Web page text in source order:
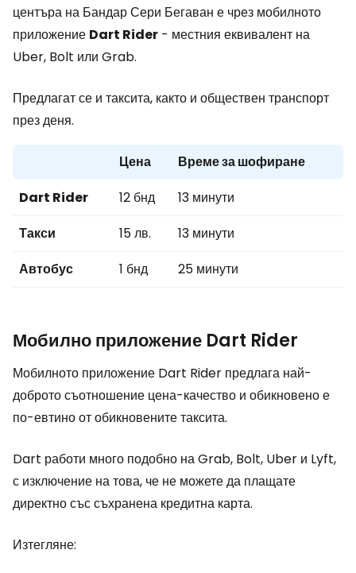
центъра на Бандар Сери Бегаван е чрез мобилното
приложение Dart Rider - местния еквивалент на
Uber, Bolt или Grab.
Предлагат се и таксита, както и обществен транспорт
през деня.
Цена
Време за шофиране
Dart Rider
12 бнд
13 минути
Такси
15 лв.
13 минути
Автобус
1 бнд 25 минути
Мобилно приложение Dart Rider
Мобилното приложение Dart Rider предлага най-
доброто съотношение цена-качество и обикновено е
по-евтино от обикновените таксита.
Dart работи много подобно на Grab, Bolt, Uber и Lyft,
с изключение на това, че не можете да плащате
директно със съхранена кредитна карта.
Изтегляне: